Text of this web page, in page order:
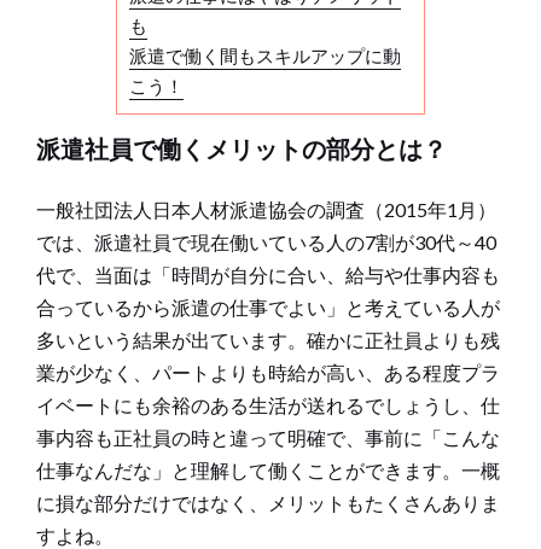
も
派遣で働く間もスキルアップに動
こう！
派遣社員で働くメリットの部分とは？
一般社団法人日本人材派遣協会の調査（2015年1月）
では、派遣社員で現在働いている人の7割が30代～40
代で、当面は「時間が自分に合い、給与や仕事内容も
合っているから派遣の仕事でよい」と考えている人が
多いという結果が出ています。確かに正社員よりも残
業が少なく、パートよりも時給が高い、ある程度プラ
イベートにも余裕のある生活が送れるでしょうし、仕
事内容も正社員の時と違って明確で、事前に「こんな
仕事なんだな」と理解して働くことができます。一概
に損な部分だけではなく、メリットもたくさんありま
すよね。